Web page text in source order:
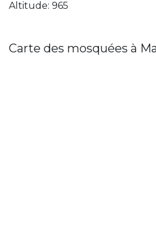
Altitude: 965
Carte des mosquées à